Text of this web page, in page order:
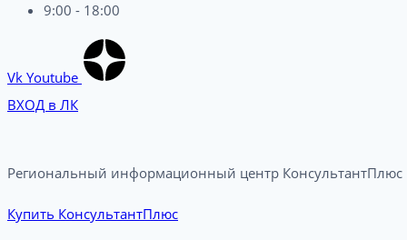
9:00 - 18:00
Vk Youtube
ВХОД в ЛК
Региональный информационный центр КонсультантПлюс
Купить КонсультантПлюс